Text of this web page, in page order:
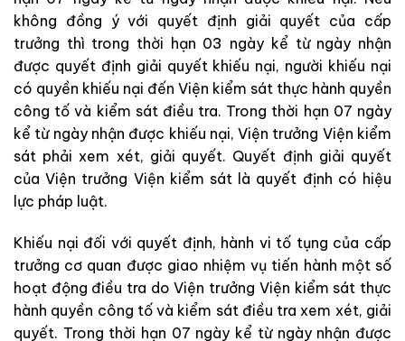
không đồng ý với quyết định giải quyết của cấp
trưởng thì trong thời hạn 03 ngày kể từ ngày nhận
được quyết định giải quyết khiếu nại, người khiếu nại
có quyền khiếu nại đến Viện kiểm sát thực hành quyền
công tố và kiểm sát điều tra. Trong thời hạn 07 ngày
kể từ ngày nhận được khiếu nại, Viện trưởng Viện kiểm
sát phải xem xét, giải quyết. Quyết định giải quyết
của Viện trưởng Viện kiểm sát là quyết định có hiệu
lực pháp luật.
Khiếu nại đối với quyết định, hành vi tố tụng của cấp
trưởng cơ quan được giao nhiệm vụ tiến hành một số
hoạt động điều tra do Viện trưởng Viện kiểm sát thực
hành quyền công tố và kiểm sát điều tra xem xét, giải
quyết. Trong thời hạn 07 ngày kể từ ngày nhận được